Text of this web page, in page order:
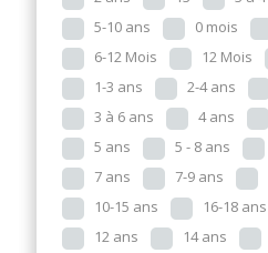
5-10 ans
0 mois
6-12 Mois
12 Mois
1-3 ans
2-4 ans
3 à 6 ans
4 ans
5 ans
5 - 8 ans
7 ans
7-9 ans
10-15 ans
16-18 ans
12 ans
14 ans